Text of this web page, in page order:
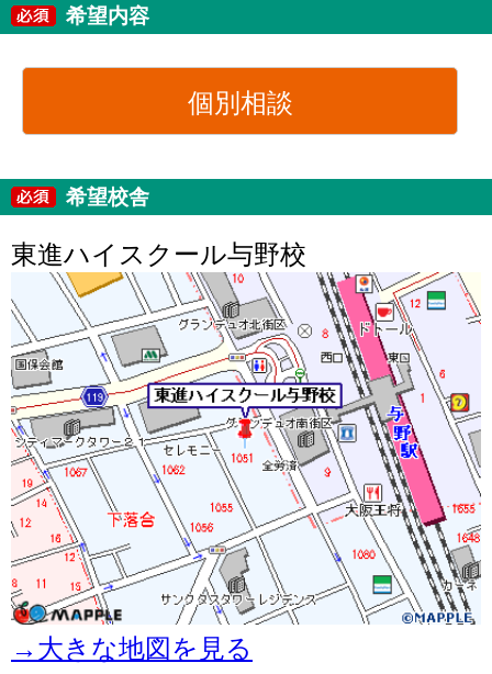
希望内容
個別相談
希望校舎
東進ハイスクール与野校
→大きな地図を見る